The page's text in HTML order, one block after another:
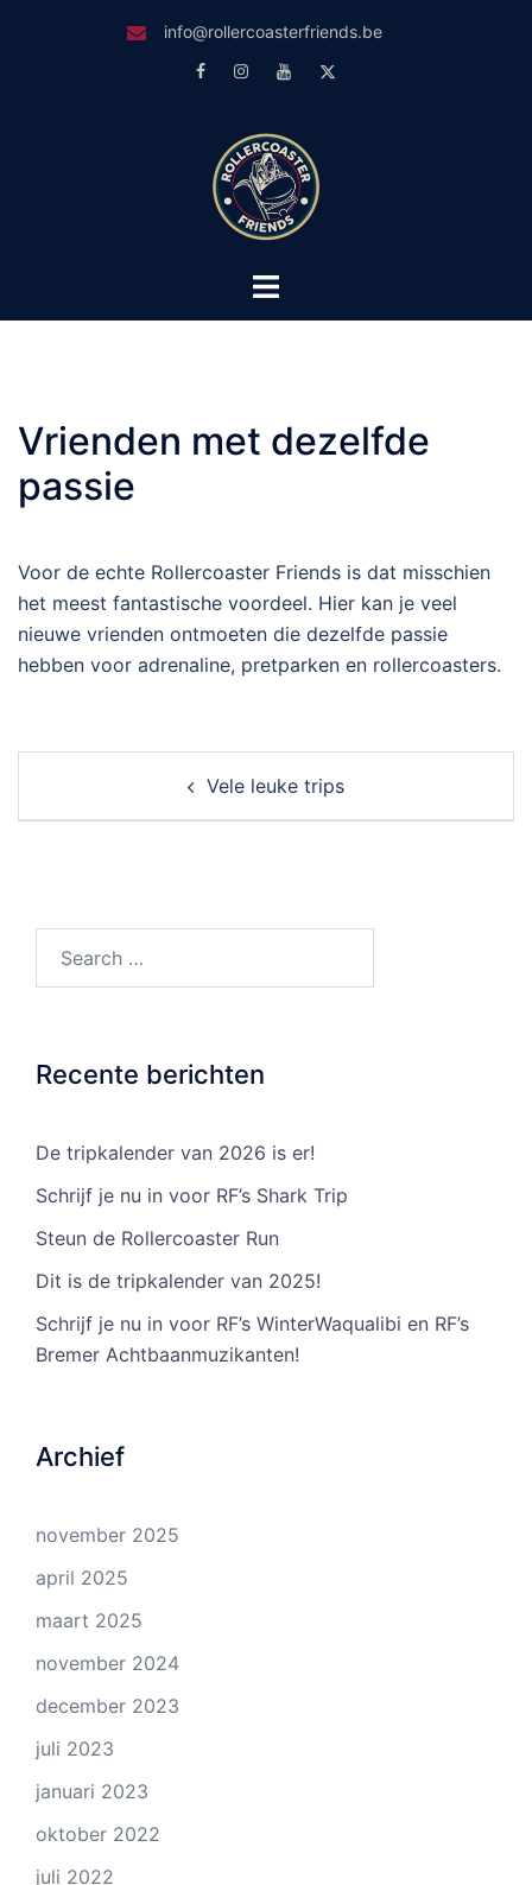
info@rollercoasterfriends.be
FacebookInstagram
Youtube
Toggle
Vrienden met dezelfde
passie
Voor de echte Rollercoaster Friends is dat misschien
het meest fantastische voordeel. Hier kan je veel
nieuwe vrienden ontmoeten die dezelfde passie
hebben voor adrenaline, pretparken en rollercoasters.
Vele leuke trips
Recente berichten
De tripkalender van 2026 is er!
Schrijf je nu in voor RF’s Shark Trip
Steun de Rollercoaster Run
Dit is de tripkalender van 2025!
Schrijf je nu in voor RF’s WinterWaqualibi en RF’s
Bremer Achtbaanmuzikanten!
Archief
november 2025
april 2025
maart 2025
november 2024
december 2023
juli 2023
januari 2023
oktober 2022
juli 2022